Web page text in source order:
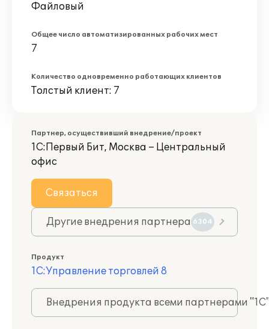
Файловый
Общее число автоматизированных рабочих мест
7
Количество одновременно работающих клиентов
Толстый клиент: 7
Партнер, осуществивший внедрение/проект
1С:Первый Бит, Москва – Центральный
офис
Связаться
Другие внедрения партнера 6304
Продукт
1С:Управление торговлей 8
Внедрения продукта всеми партнерами